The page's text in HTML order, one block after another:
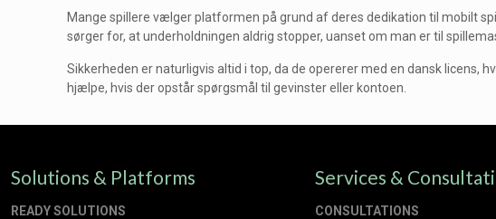
Mange spillere vælger platformen på grund af deres dedikation til mobilt
sørger for, at underholdningen aldrig stopper, uanset om man er til
Sikkerheden er naturligvis altid i top, da de opererer med en dansk licens,
hjælpe, hvis der opstår spørgsmål til gevinster eller kontoen.
Solutions & Platforms
READY SOLUTIONS
Services &
CONSULTATIONS